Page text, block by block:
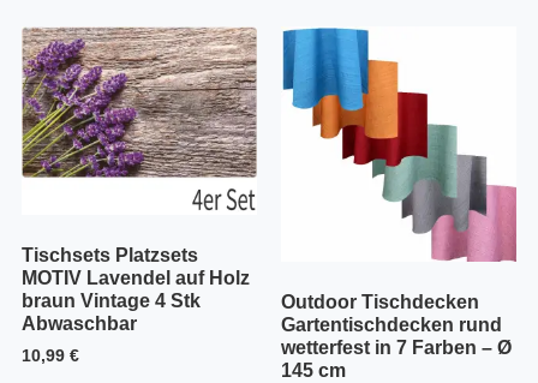
Tischsets Platzsets
MOTIV Lavendel auf Holz
braun Vintage 4 Stk
Abwaschbar
10,99 €
Outdoor Tischdecken
Gartentischdecken rund
wetterfest in 7 Farben – Ø
145 cm